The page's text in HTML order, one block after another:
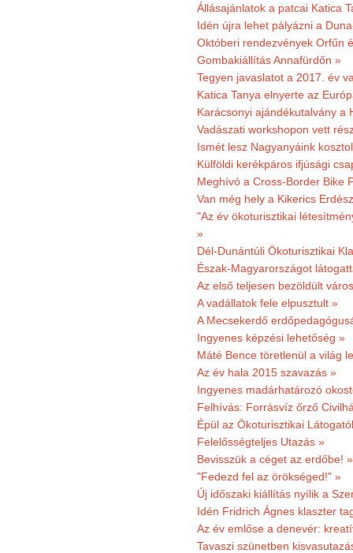
Állásajánlatok a patcai Katica
Idén újra lehet pályázni a
Októberi rendezvények Orfűn
Gombakiállítás Annafürdőn »
Tegyen javaslatot a 2017. év
Katica Tanya elnyerte az
Karácsonyi ajándékutalvány a
Vadászati workshopon vett
Ismét lesz Nagyanyáink
Külföldi kerékpáros ifjúsági
Meghívó a Cross-Border Bike
Van még hely a Kikerics
"Az év ökoturisztikai
»
Dél-Dunántúli Ökoturisztikai
Észak-Magyarországot
Az első teljesen bezöldült
A vadállatok fele elpusztult »
A Mecsekerdő
Ingyenes képzési lehetőség »
Máté Bence töretlenül a világ
Az év hala 2015 szavazás »
Ingyenes madárhatározó
Felhívás: Forrásvíz őrző
Épül az Ökoturisztikai
Felelősségteljes Utazás »
Bevisszük a céget az erdőbe! »
"Fedezd fel az örökséged!" »
Új időszaki kiállítás nyílik a
Idén Fridrich Ágnes klaszter
Az év emlőse a denevér:
Tavaszi szünetben